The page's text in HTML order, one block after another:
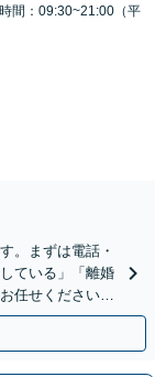
間：09:30~21:00（平
。まずは電話・
ている」「離婚
任せください。